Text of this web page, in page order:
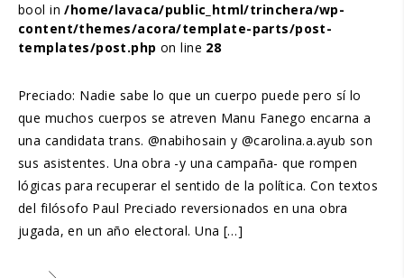
bool in/home/lavaca/public_html/trinchera/wp-
content/themes/acora/template-parts/post-
templates/post.php on line 28
Preciado: Nadie sabe lo que un cuerpo puede pero sí lo
que muchos cuerpos se atreven Manu Fanego encarna a
una candidata trans. @nabihosain y @carolina.a.ayub son
sus asistentes. Una obra -y una campaña- que rompen
lógicas para recuperar el sentido de la política. Con textos
del filósofo Paul Preciado reversionados en una obra
jugada, en un año electoral. Una […]